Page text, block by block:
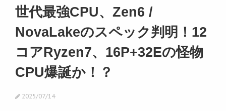
世代最強CPU、Zen6 /
NovaLakeのスペック判明！12
コアRyzen7、16P+32Eの怪物
CPU爆誕か！？
2025/07/14